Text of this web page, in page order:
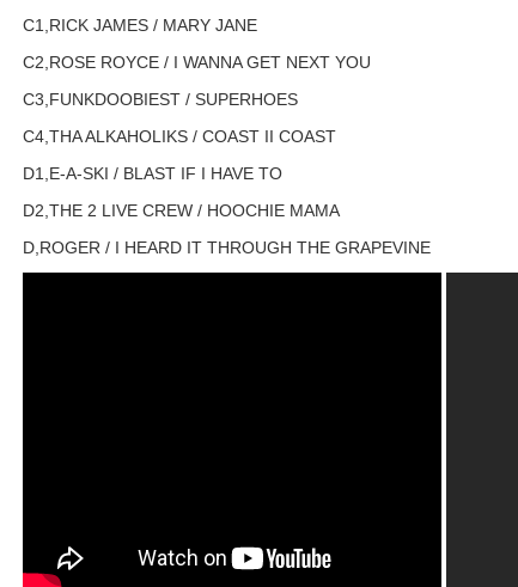
C1,RICK JAMES / MARY JANE
C2,ROSE ROYCE / I WANNA GET NEXT YOU
C3,FUNKDOOBIEST / SUPERHOES
C4,THA ALKAHOLIKS / COAST II COAST
D1,E-A-SKI / BLAST IF I HAVE TO
D2,THE 2 LIVE CREW / HOOCHIE MAMA
D,ROGER / I HEARD IT THROUGH THE GRAPEVINE